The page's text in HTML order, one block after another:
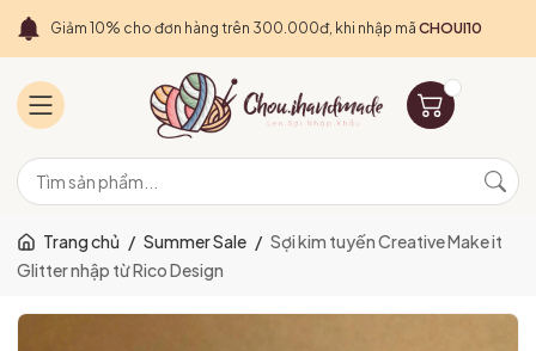
Giảm 10% cho đơn hàng trên 300.000đ, khi nhập mã CHOUI10
Trang chủ / Summer Sale / Sợi kim tuyến Creative Make it
Glitter nhập từ Rico Design